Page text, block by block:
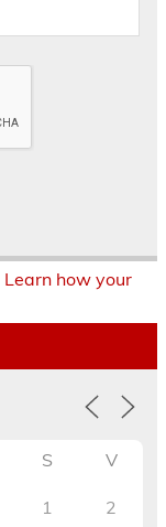
Learn how your
S V
1 2